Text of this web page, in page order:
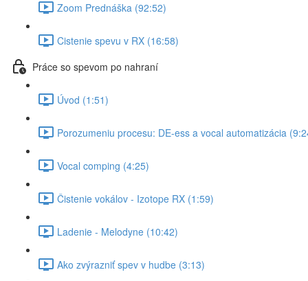
Zoom Prednáška (92:52)
Cistenie spevu v RX (16:58)
Práce so spevom po nahraní
Úvod (1:51)
Porozumeniu procesu: DE-ess a vocal automatizácia
Vocal comping (4:25)
Čistenie vokálov - Izotope RX (1:59)
Ladenie - Melodyne (10:42)
Ako zvýrazniť spev v hudbe (3:13)